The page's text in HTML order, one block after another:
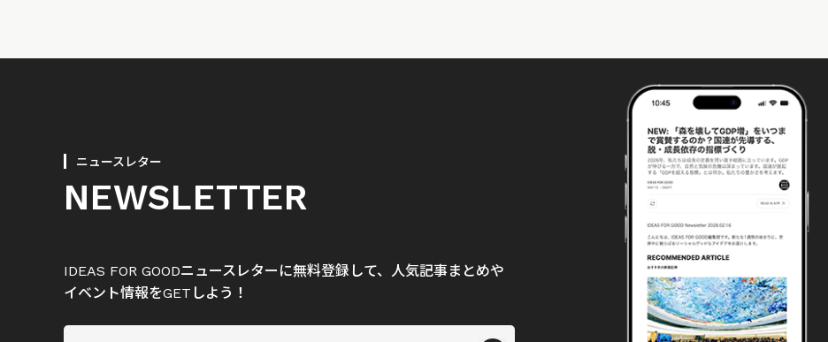
ニュースレター
NEWSLETTER
IDEAS FOR GOODニュースレターに無料登録して、人気記事まとめや
イベント情報をGETしよう！